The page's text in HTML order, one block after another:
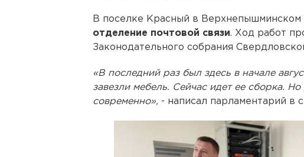
В поселке Красный в Верхнепышминском
отделение почтовой связи. Ход работ
Законодательного собрания
«В последний раз был здесь в начале
завезли мебель. Сейчас идет ее сборка.
современно», - написал парламентарий в